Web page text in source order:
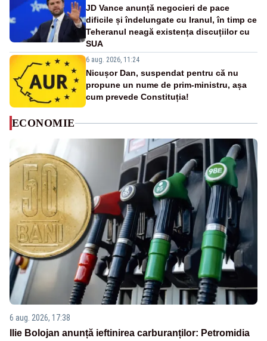
JD Vance anunță negocieri de pace
dificile și îndelungate cu Iranul, în timp ce
Teheranul neagă existența discuțiilor cu
SUA
6 aug. 2026, 11:24
Nicușor Dan, suspendat pentru că nu
propune un nume de prim-ministru, așa
cum prevede Constituția!
ECONOMIE
6 aug. 2026, 17:38
Ilie Bolojan anunță ieftinirea carburanților: Petromidia